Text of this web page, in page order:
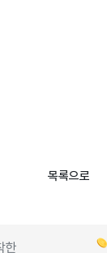
목록으로